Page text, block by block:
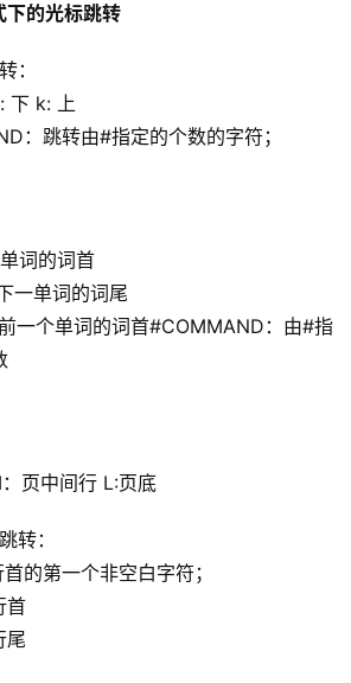
的光标跳转
k: 上
转由#指定的个数的字符；
的词首
单词的词尾
单词的词首#COMMAND：由#指
中间行 L:页底
：
一个非空白字符；